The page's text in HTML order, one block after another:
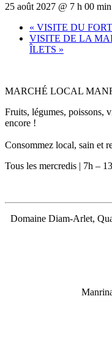
25 août 2027 @ 7 h 00 min
« VISITE DU
VISITE DE LA
ÎLETS »
MARCHÉ LOCAL
Fruits, légumes, poissons,
encore !
Consommez local, sain et
Tous les mercredis | 7h –
Domaine Diam-Arlet,